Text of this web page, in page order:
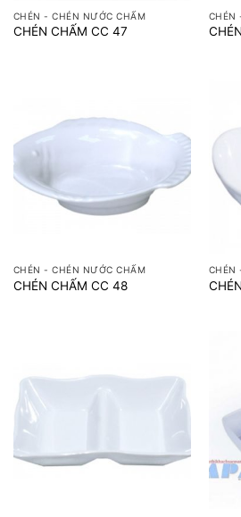
CHÉN - CHÉN NƯỚC CHẤM
CHÉN CHẤM CC 47
CHÉN
CHÉN - CHÉN NƯỚC CHẤM
CHÉN CHẤM CC 48
CHÉN